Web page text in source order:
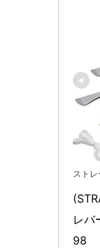
スト
レバ
98